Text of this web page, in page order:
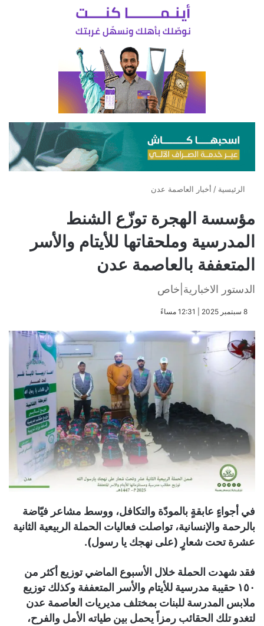
الرئيسية / أخبار العاصمة عدن
مؤسسة الهجرة توزّع الشنط
المدرسية وملحقاتها للأيتام والأسر
المتعففة بالعاصمة عدن
الدستور الاخبارية|خاص
​8 سبتمبر 2025 | 12:31 مساءً
في أجواءٍ عابقةٍ بالمودّة والتكافل، ووسط مشاعر فيّاضة
بالرحمة والإنسانية، تواصلت فعاليات الحملة الربيعية الثانية
عشرة تحت شعارٍ (على نهجك يا رسول).
فقد شهدت الحملة خلال الأسبوع الماضي توزيع أكثر من
١٥٠ حقيبة مدرسية للأيتام والأسر المتعففة وكذلك توزيع
ملابس المدرسة للبنات بمختلف مديريات العاصمة عدن
لتغدو تلك الحقائب رمزاً يحمل بين طياته الأمل والفرح،